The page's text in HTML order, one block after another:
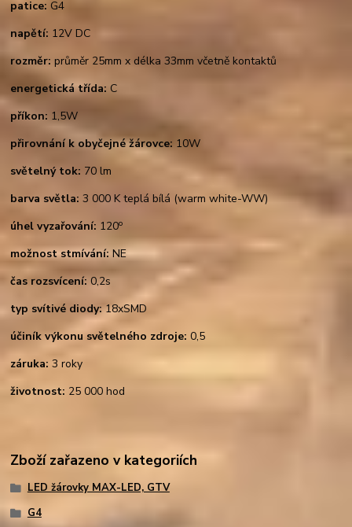
patice: G4
napětí: 12V DC
rozměr: průměr 25mm x délka 33mm včetně kontaktů
energetická třída: C
příkon: 1,5W
přirovnání k obyčejné žárovce: 10W
světelný tok: 70 lm
barva světla: 3 000 K teplá bílá (warm white-WW)
úhel vyzařování: 120o
možnost stmívání: NE
čas rozsvícení: 0,2s
typ svítivé diody:18xSMD
účiník výkonu světelného zdroje: 0,5
záruka: 3 roky
životnost: 25 000 hod
Zboží zařazeno v kategoriích
LED žárovky MAX-LED, GTV
G4